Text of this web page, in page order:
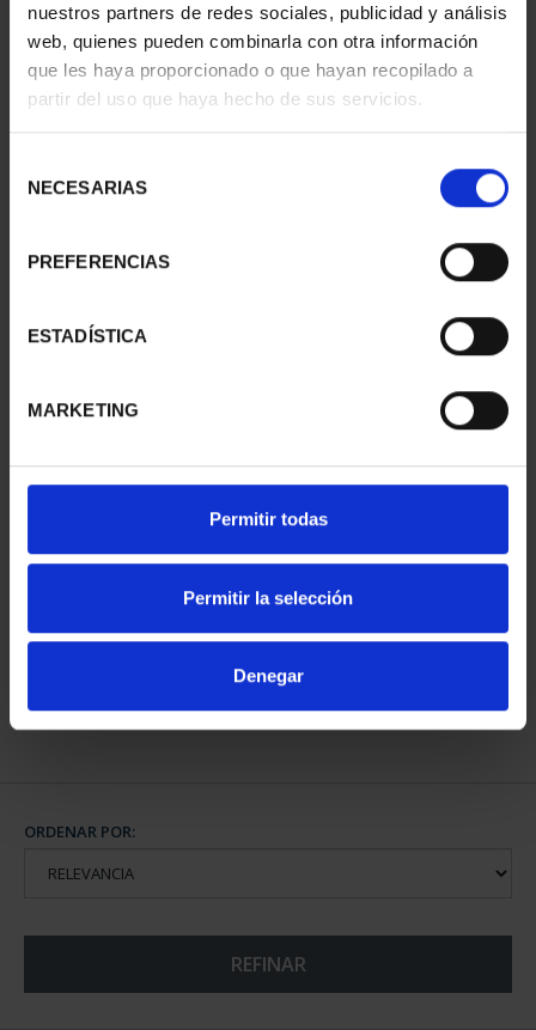
nuestros partners de redes sociales, publicidad y análisis
web, quienes pueden combinarla con otra información
que les haya proporcionado o que hayan recopilado a
partir del uso que haya hecho de sus servicios.
NECESARIAS
PREFERENCIAS
ESTADÍSTICA
MARKETING
Permitir todas
Permitir la selección
Denegar
SUSCRIPCIÓN
CAPITALES DE
949,00 €
registrados
SUSCRIPCIÓN
CAPITALES DE
949,00 €
registrados
CAPITALES DE
COMPLET...
3.796,00 €
ORDENAR POR:
REFINAR